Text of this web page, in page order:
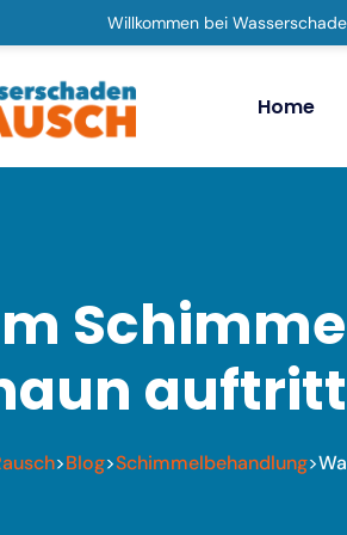
Willkommen bei
Home
>Blog>Schimmelbehandlung>